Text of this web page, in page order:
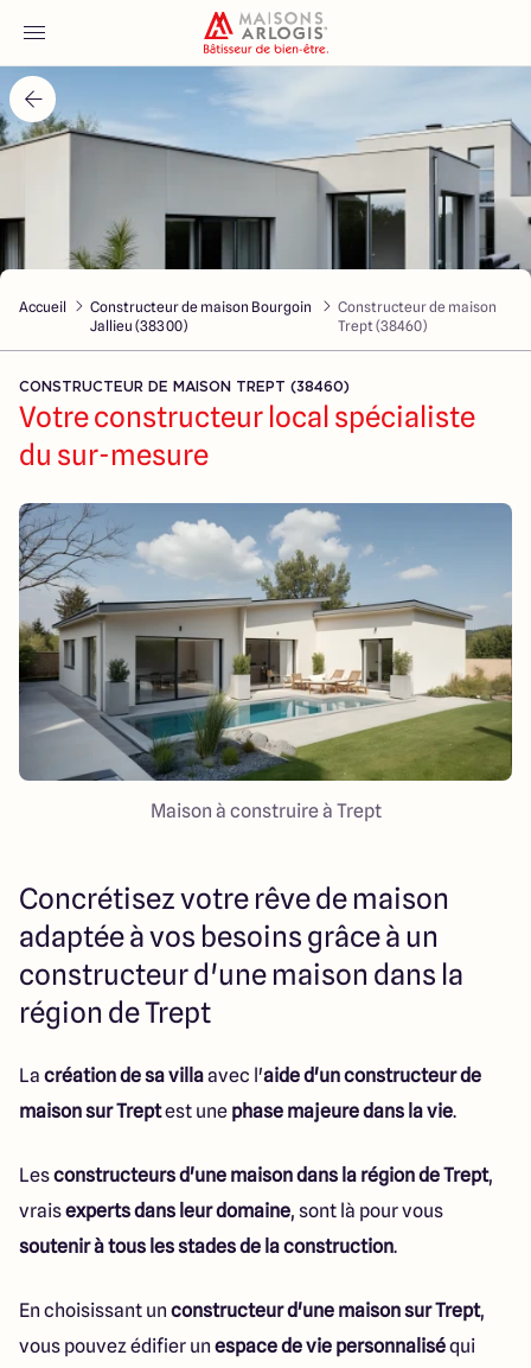
Accueil
Nos annonces
Votre projet
Qui sommes-nous
Maisons ARLOGIS Lyon Est
151 route de Grenoble
69800 Saint Priest
5 4.9
Accueil
Constructeur de maison Bourgoin
Jallieu (38300)
Constructeur de maison
Trept (38460)
CONSTRUCTEUR DE MAISON TREPT (38460)
Votre constructeur local spécialiste
du sur-mesure
Maison à construire à Trept
Concrétisez votre rêve de maison
adaptée à vos besoins grâce à un
constructeur d'une maison dans la
région de Trept
La création de sa villaavec l'aide d'un constructeur de
maison sur Treptest une phase majeure dans la vie.
Lesconstructeurs d'une maison dans la région de Trept,
vraisexperts dans leur domaine, sont là pour vous
soutenir à tous les stades de la construction.
En choisissant un constructeur d'une maison sur Trept,
vous pouvez édifier un espace de vie personnaliséqui